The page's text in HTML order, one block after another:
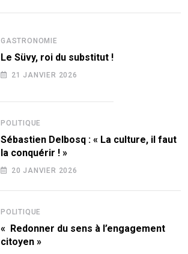
GASTRONOMIE
Le Süvy, roi du substitut !
21 JANVIER 2026
POLITIQUE
Sébastien Delbosq : « La culture, il faut
la conquérir ! »
20 JANVIER 2026
POLITIQUE
« Redonner du sens à l’engagement
citoyen »